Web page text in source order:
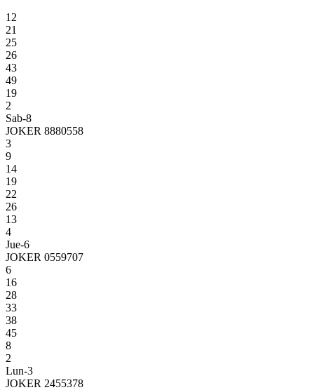
12
21
25
26
43
49
19
2
Sab-8
JOKER 8880558
3
9
14
19
22
26
13
4
Jue-6
JOKER 0559707
6
16
28
33
38
45
8
2
Lun-3
JOKER 2455378